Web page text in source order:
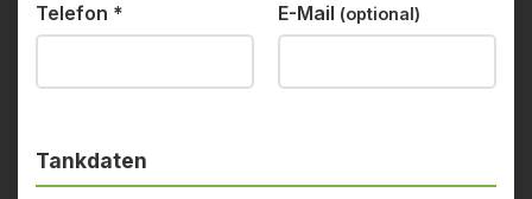
Telefon * E-Mail (optional)
Tankdaten